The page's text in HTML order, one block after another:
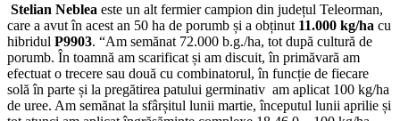
Stelian Neblea este un alt fermier campion din județul Teleorman,
care a avut în acest an 50 ha de porumb și a obținut 11.000 kg/ha cu
hibridul P9903. “Am semănat 72.000 b.g./ha, tot după cultură de
porumb. În toamnă am scarificat și am discuit, în primăvară am
efectuat o trecere sau două cu combinatorul, în funcție de fiecare
solă în parte și la pregătirea patului germinativ am aplicat 100 kg/ha
de uree. Am semănat la sfârșitul lunii martie, începutul lunii aprilie și